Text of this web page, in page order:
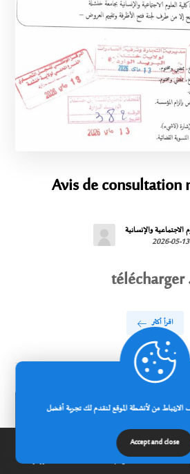
Avis de consultation
الاجتماعية والإنسانية
2026-05-13
télécharger
اقرأ أكثر
الرئيسية عن الجامعة
Accept and close